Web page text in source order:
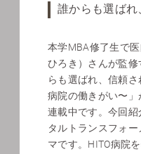
誰からも選ばれ
本学MBA修了生で
ひろき）さんが監
らも選ばれ、信頼
病院の働きがい〜
連載中です。今回
タルトランスフォ
マです。HITO病院